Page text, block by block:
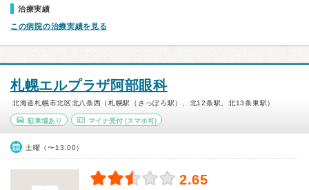
治療実績
この病院の治療実績を見る
札幌エルプラザ阿部眼科
北海道札幌市北区北八条西（札幌駅（さっぽろ駅）、北12条駅、北13条東駅）
駐車場あり マイナ受付(スマホ可)
土曜（〜13:00）
2.65